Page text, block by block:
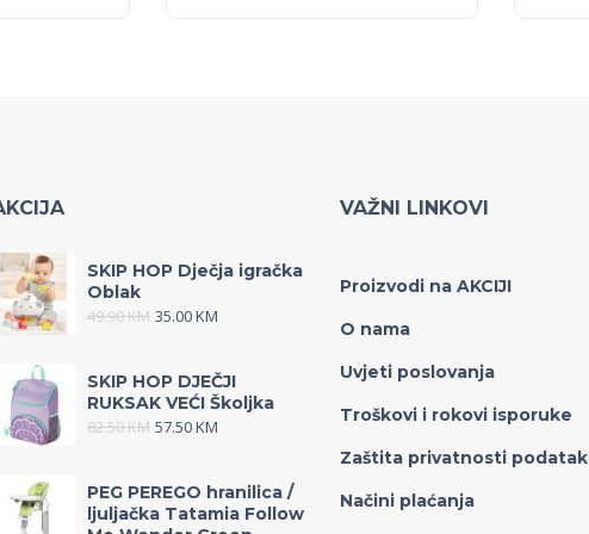
SKIP HOP Dječja igračka
Oblak
49.90KM 35.00KM
SKIP HOP DJEČJI
RUKSAK VEĆI Školjka
82.50KM 57.50KM
PEG PEREGO hranilica /
ljuljačka Tatamia Follow
VAŽNI LINKOVI
Proizvodi na AKCIJI
O nama
Uvjeti poslovanja
Troškovi i rokovi isporuke
Zaštita privatnosti
Načini plaćanja